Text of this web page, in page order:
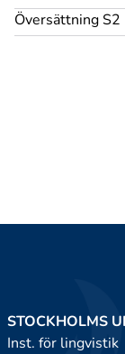
Översättning S2
jag är roligt, att
STOCKHOLMS
Inst. för lingvistik